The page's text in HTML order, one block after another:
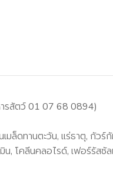
ารสัตว์ 01 07 68 0894)
ล็ดทานตะวัน, แร่ธาตุ, กั
, โคลีนคลอไรด์, เฟอร์รัสซั